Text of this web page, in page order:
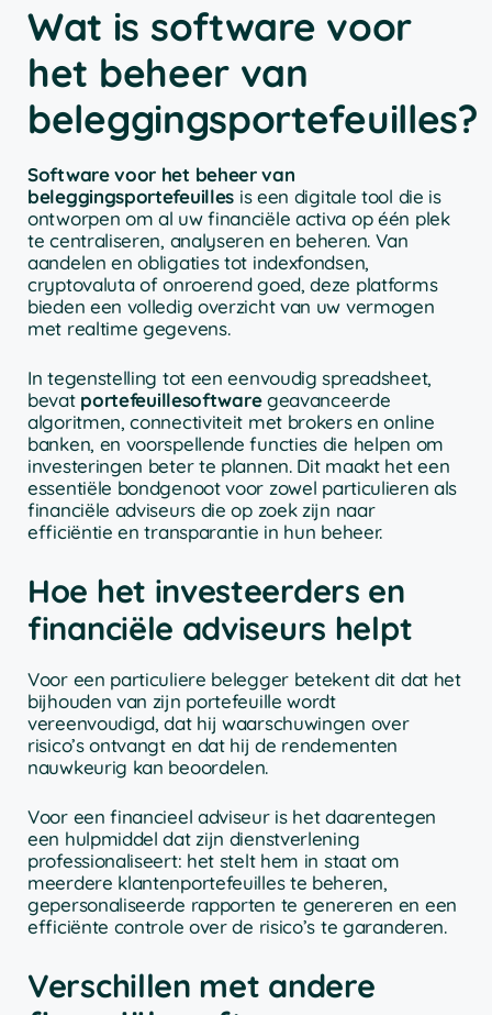
Wat is software voor
het beheer van
beleggingsportefeuilles?
Software voor het beheer van
beleggingsportefeuilles is een digitale tool die is
ontworpen om al uw financiële activa op één plek
te centraliseren, analyseren en beheren. Van
aandelen en obligaties tot indexfondsen,
cryptovaluta of onroerend goed, deze platforms
bieden een volledig overzicht van uw vermogen
met realtime gegevens.
In tegenstelling tot een eenvoudig spreadsheet,
bevat portefeuillesoftwaregeavanceerde
algoritmen, connectiviteit met brokers en online
banken, en voorspellende functies die helpen om
investeringen beter te plannen. Dit maakt het een
essentiële bondgenoot voor zowel particulieren als
financiële adviseurs die op zoek zijn naar
efficiëntie en transparantie in hun beheer.
Hoe het investeerders en
financiële adviseurs helpt
Voor een particuliere belegger betekent dit dat het
bijhouden van zijn portefeuille wordt
vereenvoudigd, dat hij waarschuwingen over
risico’s ontvangt en dat hij de rendementen
nauwkeurig kan beoordelen.
Voor een financieel adviseur is het daarentegen
een hulpmiddel dat zijn dienstverlening
professionaliseert: het stelt hem in staat om
meerdere klantenportefeuilles te beheren,
gepersonaliseerde rapporten te genereren en een
efficiënte controle over de risico’s te garanderen.
Verschillen met andere